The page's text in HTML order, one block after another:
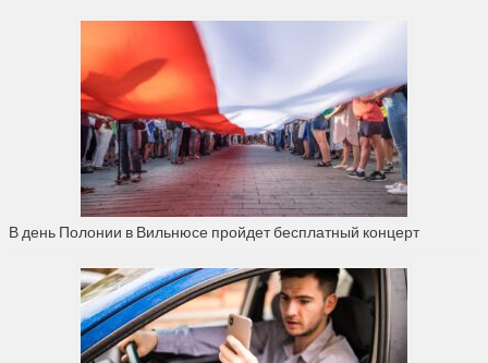
В день Полонии в Вильнюсе пройдет бесплатный концерт